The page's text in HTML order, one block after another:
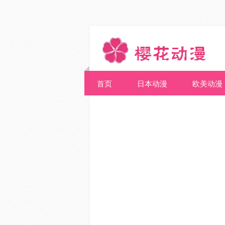
首页 日本动漫 欧美动漫